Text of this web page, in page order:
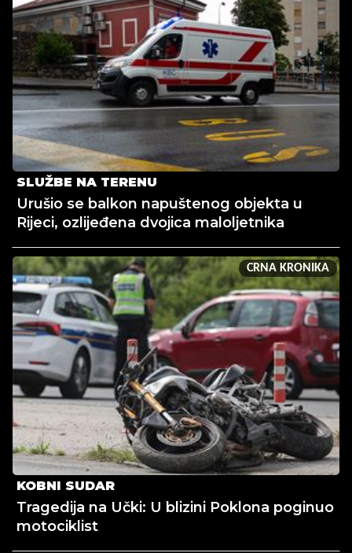
SLUŽBE NA TERENU
Urušio se balkon napuštenog objekta u
Rijeci, ozlijeđena dvojica maloljetnika
CRNA KRONIKA
KOBNI SUDAR
Tragedija na Učki: U blizini Poklona poginuo
motociklist